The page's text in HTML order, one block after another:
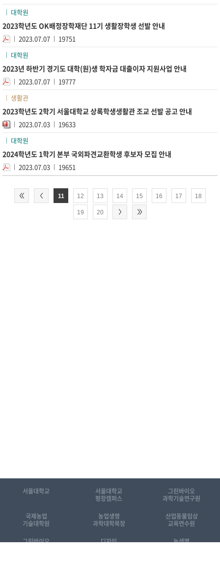
대학원
2023학년도 OK배정장학재단 11기 생활장학생 선발 안내
2023.07.07
19751
대학원
2023년 하반기 경기도 대학(원)생 학자금 대출이자 지원사업 안내
2023.07.07
19777
생활관
2023학년도 2학기 서울대학교 상록학생생활관 조교 선발 공고 안내
2023.07.03
19633
대학원
2024학년도 1학기 본부 국외파견교환학생 후보자 모집 안내
2023.07.03 19651
11 12 13 14 15 16 17 18
19 20
서울대학교
서울대학교
평창캠퍼스
그린바이오
과학기술연구원
국제농업
기술대학원
농업생명
과학대학목장
산업동물임상
교육연수원
그린바이오
디자인
농생명